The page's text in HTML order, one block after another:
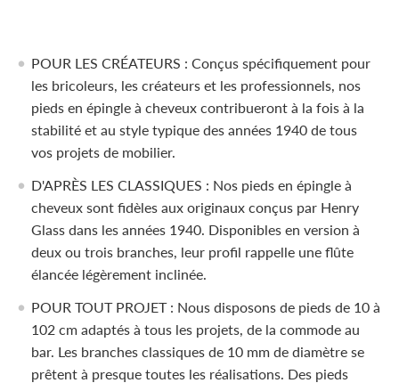
POUR LES CRÉATEURS : Conçus spécifiquement pour
les bricoleurs, les créateurs et les professionnels, nos
pieds en épingle à cheveux contribueront à la fois à la
stabilité et au style typique des années 1940 de tous
vos projets de mobilier.
D'APRÈS LES CLASSIQUES : Nos pieds en épingle à
cheveux sont fidèles aux originaux conçus par Henry
Glass dans les années 1940. Disponibles en version à
deux ou trois branches, leur profil rappelle une flûte
élancée légèrement inclinée.
POUR TOUT PROJET : Nous disposons de pieds de 10 à
102 cm adaptés à tous les projets, de la commode au
bar. Les branches classiques de 10 mm de diamètre se
prêtent à presque toutes les réalisations. Des pieds